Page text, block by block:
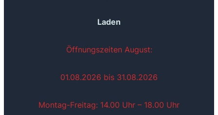
Laden
Öffnungszeiten August:
01.08.2026 bis 31.08.2026
Montag-Freitag: 14.00 Uhr – 18.00 Uhr